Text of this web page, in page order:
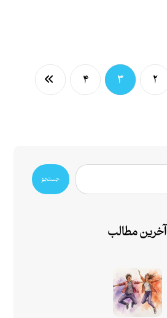
۲ ۳ ۴
جستجو
آخرین مطالب